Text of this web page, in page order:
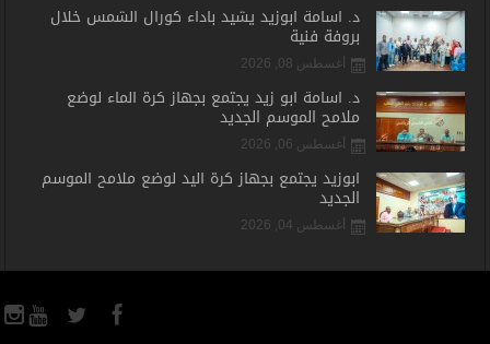
د. أسامة أبوزيد يشيد بأداء كورال الشمس خلال
بروفة فنية
أغسطس 08, 2026
د. أسامة أبو زيد يجتمع بجهاز كرة الماء لوضع
ملامح الموسم الجديد
أغسطس 06, 2026
أبوزيد يجتمع بجهاز كرة اليد لوضع ملامح الموسم
الجديد
أغسطس 04, 2026